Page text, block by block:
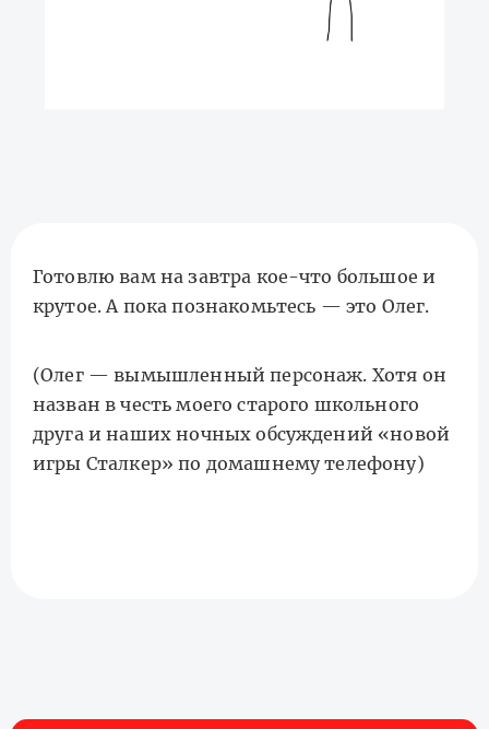
Готовлю вам на завтра кое-что большое и
крутое. А пока познакомьтесь — это Олег.
(Олег — вымышленный персонаж. Хотя он
назван в честь моего старого школьного
друга и наших ночных обсуждений «новой
игры Сталкер» по домашнему телефону)